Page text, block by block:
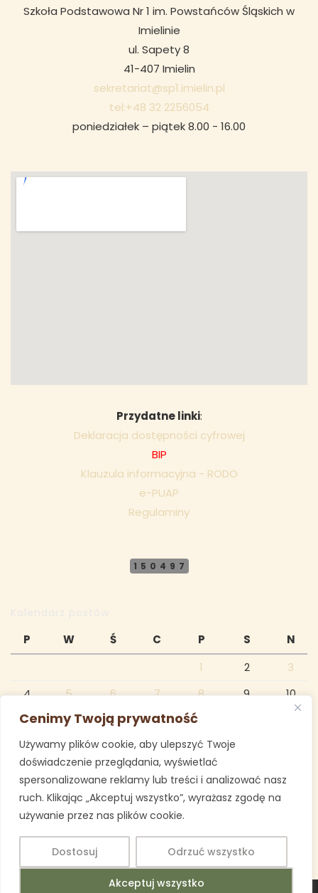
Cenimy Twoją prywatność
Używamy plików cookie, aby ulepszyć Twoje
doświadczenie przeglądania, wyświetlać
spersonalizowane reklamy lub treści i analizować nasz
ruch. Klikając „Akceptuj wszystko”, wyrażasz zgodę na
używanie przez nas plików cookie.
Dostosuj Odrzuć wszystko
Akceptuj wszystko
Szkoła Podstawowa Nr 1 im. Powstańców Śląskich w
Imielinie
ul. Sapety 8
41-407 Imielin
sekretariat@sp1.imielin.pl
tel:+48 32 2256054
poniedziałek – piątek 8.00 - 16.00
Przydatne linki:
Deklaracja dostępności cyfrowej
BIP
Klauzula informacyjna - RODO
e-PUAP
Regulaminy
150497
październik 2021
P W Ś C P S
N
1
2
3
4
5 6 7 8 9
10
11
12 13 14 15
18
19 20 21 22
26 27 28 29